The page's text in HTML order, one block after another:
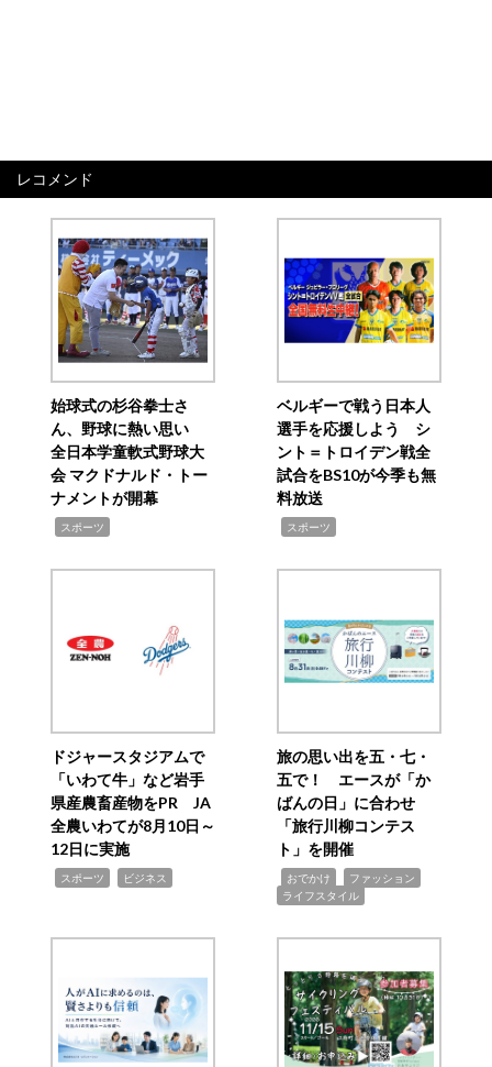
レコメンド
始球式の杉谷拳士さ
ん、野球に熱い思い
全日本学童軟式野球大
会 マクドナルド・トー
ナメントが開幕
スポーツ
ベルギーで戦う日本人
選手を応援しよう シ
ント＝トロイデン戦全
試合をBS10が今季も無
料放送
スポーツ
ドジャースタジアムで
「いわて牛」など岩手
県産農畜産物をPR JA
全農いわてが8月10日～
12日に実施
スポーツ ビジネス
旅の思い出を五・七・
五で！ エースが「か
ばんの日」に合わせ
「旅行川柳コンテス
ト」を開催
おでかけ ファッション
ライフスタイル